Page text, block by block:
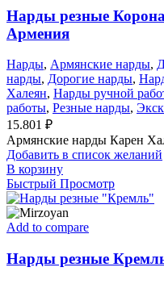
Нарды резные
Армения
Нарды, Армянские нарды,
нарды, Дорогие нарды,
Халеян, Нарды ручной
работы, Резные нарды,
15.801 ₽
Армянские нарды Карен
Добавить в список желаний
В корзину
Быстрый Просмотр
Add to compare
Нарды резные